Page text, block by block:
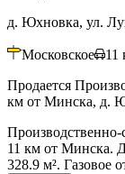
д. Юхновка, ул.
Московское 11
Продается
км от Минска, д.
Производственно-
11 км от Минска.
328.9 м². Газовое